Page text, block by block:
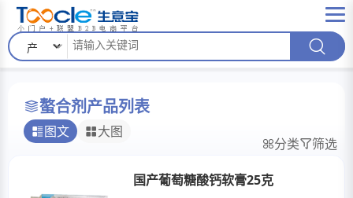
螯合剂产品列表
图文 大图
分类 筛选
国产葡萄糖酸钙软膏25克